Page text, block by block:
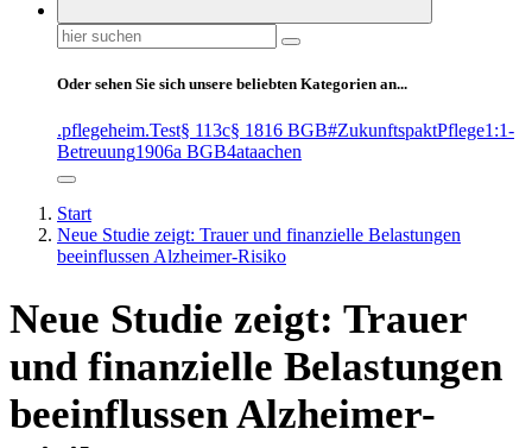
Suchen
nach:
Oder sehen Sie sich unsere beliebten Kategorien an...
.pflegeheim.Test§ 113c§ 1816 BGB#ZukunftspaktPflege1:1-
Betreuung1906a BGB4ataachen
Start
Neue Studie zeigt: Trauer und finanzielle Belastungen
beeinflussen Alzheimer-Risiko
Neue Studie zeigt: Trauer
und finanzielle Belastungen
beeinflussen Alzheimer-